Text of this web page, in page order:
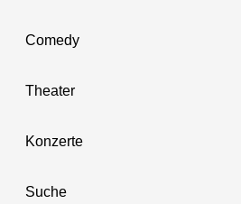
Comedy
Theater
Konzerte
Suche